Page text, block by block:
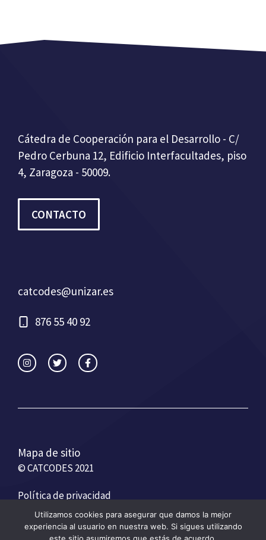
Cátedra de Cooperación para el Desarrollo - C/
Pedro Cerbuna 12, Edificio Interfacultades, piso
4, Zaragoza - 50009.
CONTACTO
catcodes@unizar.es
876 55 40 92
Mapa de sitio
© CATCODES 2021
Política de privacidad
Condiciones generales de uso
Utilizamos cookies para asegurar que damos la mejor
experiencia al usuario en nuestra web. Si sigues utilizando